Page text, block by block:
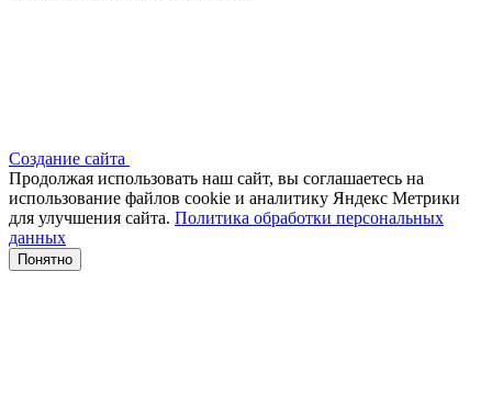
Создание сайта
Продолжая использовать наш сайт, вы соглашаетесь на
использование файлов сооkіе и аналитику Яндекс Метрики
для улучшения сайта. Политика обработки персональных
данных
Понятно